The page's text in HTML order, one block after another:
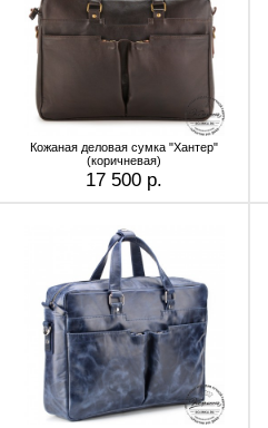
Кожаная деловая сумка "Хантер"
(коричневая)
17 500 р.